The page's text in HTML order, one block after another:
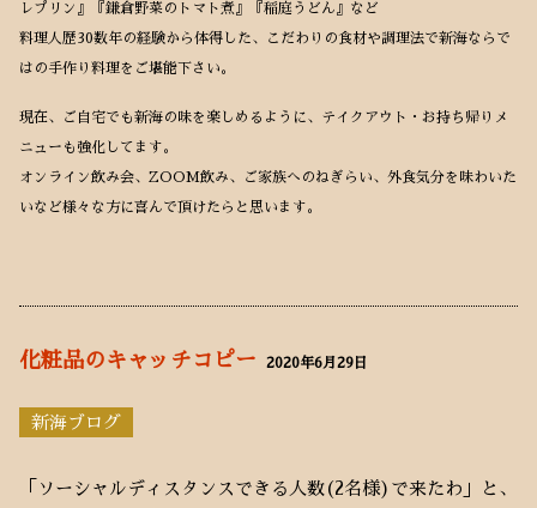
レプリン』『鎌倉野菜のトマト煮』『稲庭うどん』など
料理人歴30数年の経験から体得した、こだわりの食材や調理法で新海ならで
はの手作り料理をご堪能下さい。
現在、ご自宅でも新海の味を楽しめるように、テイクアウト・お持ち帰りメ
ニューも強化してます。
オンライン飲み会、ZOOM飲み、ご家族へのねぎらい、外食気分を味わいた
いなど様々な方に喜んで頂けたらと思います。
化粧品のキャッチコピー 2020年6月29日
新海ブログ
「ソーシャルディスタンスできる人数(2名様)で来たわ」と、